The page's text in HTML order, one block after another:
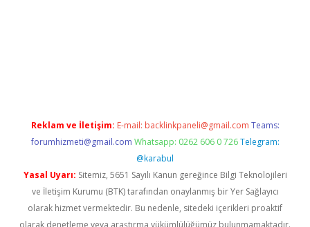
Reklam ve İletişim: E-mail: backlinkpaneli@gmail.com Teams:
forumhizmeti@gmail.com Whatsapp: 0262 606 0 726 Telegram:
@karabul
Yasal Uyarı: Sitemiz, 5651 Sayılı Kanun gereğince Bilgi Teknolojileri
ve İletişim Kurumu (BTK) tarafından onaylanmış bir Yer Sağlayıcı
olarak hizmet vermektedir. Bu nedenle, sitedeki içerikleri proaktif
olarak denetleme veya araştırma yükümlülüğümüz bulunmamaktadır.